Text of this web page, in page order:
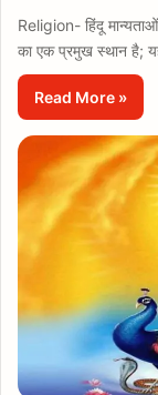
Religion- हिंदू
का एक प्रमुख स्थान है;
Read More »